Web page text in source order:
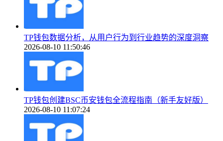
TP钱包数据分析，从用户行为到行业趋势的深度洞察
2026-08-10 11:50:46
TP钱包创建BSC币安钱包全流程指南（新手友好版）
2026-08-10 11:07:24